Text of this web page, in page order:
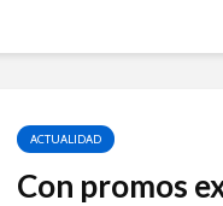
ACTUALIDAD
Con promos